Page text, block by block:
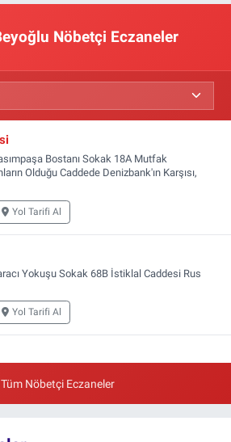
Nöbetçi Eczaneler
Bostanı Sokak 18A Mutfak
Olduğu Caddede Denizbank'ın Karşısı,
Yol Tarifi Al
Yokuşu Sokak 68B İstiklal Caddesi Rus
Yol Tarifi Al
Tüm Nöbetçi Eczaneler